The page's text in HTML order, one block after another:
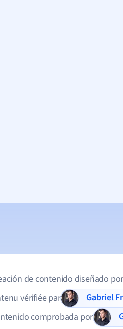
de contenido diseñado
vérifiée par
Gabriel
comprobada por